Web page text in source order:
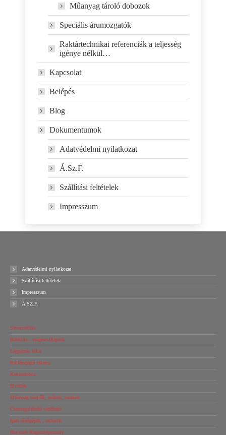
Műanyag tároló dobozok
Speciális árumozgatók
Raktártechnikai referenciák a teljesség
igénye nélkül…
Kapcsolat
Belépés
Blog
Dokumentumok
Adatvédelmi nyilatkozat
Á.Sz.F.
Szállítási feltételek
Impresszum
Adatvédelmi nyilatkozat
Szállítási feltételek
Impresszum
Á.SZ.F.
Sztreccsfólia
Habfólia – rezgéscsillapítás
Légpárnás fólia
Hullámpapír tekercs
Kartondoboz
Élvédők
Műanyag tömlők, zsákok, tasakok
Csomagolóháló védőháló
Ipari tűzőgépek , tackerek
Hot-melt Ragasztópisztoly